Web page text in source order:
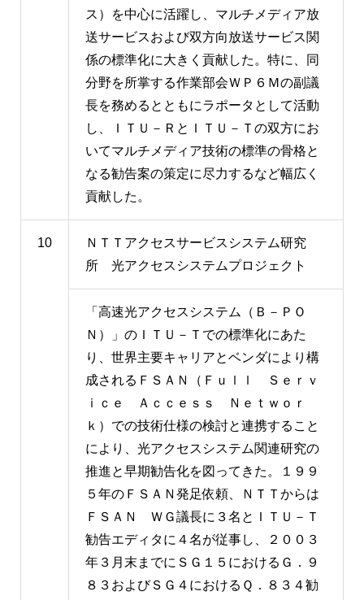
ス）を中心に活躍し、マルチメディア放
送サービスおよび双方向放送サービス関
係の標準化に大きく貢献した。特に、同
分野を所掌する作業部会ＷＰ６Ｍの副議
長を務めるとともにラポータとして活動
し、ＩＴＵ－ＲとＩＴＵ－Ｔの双方にお
いてマルチメディア技術の標準の骨格と
なる勧告案の策定に尽力するなど幅広く
貢献した。
10
ＮＴＴアクセスサービスシステム研究
所 光アクセスシステムプロジェクト
「高速光アクセスシステム（Ｂ－ＰＯ
Ｎ）」のＩＴＵ－Ｔでの標準化にあた
り、世界主要キャリアとベンダにより構
成されるＦＳＡＮ（Ｆｕｌｌ Ｓｅｒｖ
ｉｃｅ Ａｃｃｅｓｓ Ｎｅｔｗｏｒ
ｋ）での技術仕様の検討と連携すること
により、光アクセスシステム関連研究の
推進と早期勧告化を図ってきた。１９９
５年のＦＳＡＮ発足依頼、ＮＴＴからは
ＦＳＡＮ ＷＧ議長に３名とＩＴＵ－Ｔ
勧告エディタに４名が従事し、２００３
年３月末までにＳＧ１５におけるＧ．９
８３およびＳＧ４におけるＱ．８３４勧